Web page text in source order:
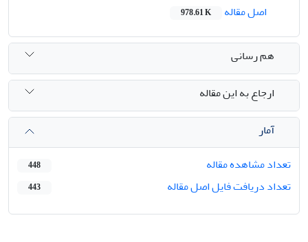
اصل مقاله
978.61 K
هم رسانی
ارجاع به این مقاله
آمار
تعداد مشاهده مقاله
448
تعداد دریافت فایل اصل مقاله 443